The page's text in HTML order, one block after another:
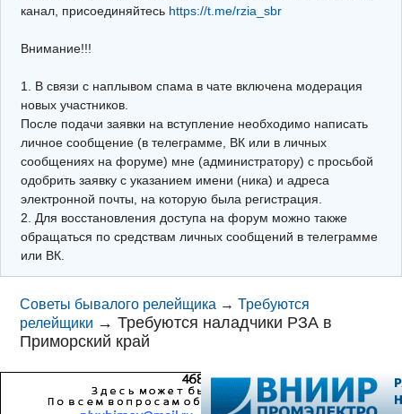
Архив
Почта
Поиск релейщика
Видео РЗиА
Фотохостинг
Телеграм
канал, присоединяйтесь https://t.me/rzia_sbr
Внимание!!!
1. В связи с наплывом спама в чате включена модерация
новых участников.
После подачи заявки на вступление необходимо написать
личное сообщение (в телеграмме, ВК или в личных
сообщениях на форуме) мне (администратору) с просьбой
одобрить заявку с указанием имени (ника) и адреса
электронной почты, на которую была регистрация.
2. Для восстановления доступа на форум можно также
обращаться по средствам личных сообщений в телеграмме
или ВК.
Советы бывалого релейщика →Требуются
релейщики →Требуются наладчики РЗА в
Приморский край